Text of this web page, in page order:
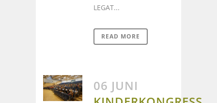
LEGAT...
READ MORE
06 JUNI